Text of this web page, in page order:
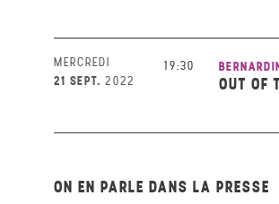
MERCREDI
21 SEPT. 2022
19:30
OUT OF
ON EN PARLE DANS LA PRESSE